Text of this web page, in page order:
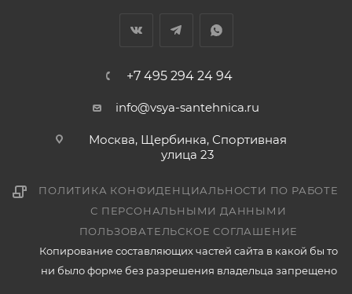
+7 495 294 24 94
info@vsya-santehnica.ru
Москва, Щербинка, Спортивная
улица 23
ПОЛИТИКА КОНФИДЕНЦИАЛЬНОСТИ ПО РАБОТЕ
С ПЕРСОНАЛЬНЫМИ ДАННЫМИ
ПОЛЬЗОВАТЕЛЬСКОЕ СОГЛАШЕНИЕ
Копирование составляющих частей сайта в какой бы то
ни было форме без разрешения владельца запрещено